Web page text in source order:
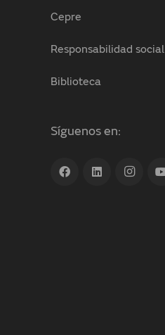
Cepre
Responsabilidad social
Biblioteca
Síguenos en: